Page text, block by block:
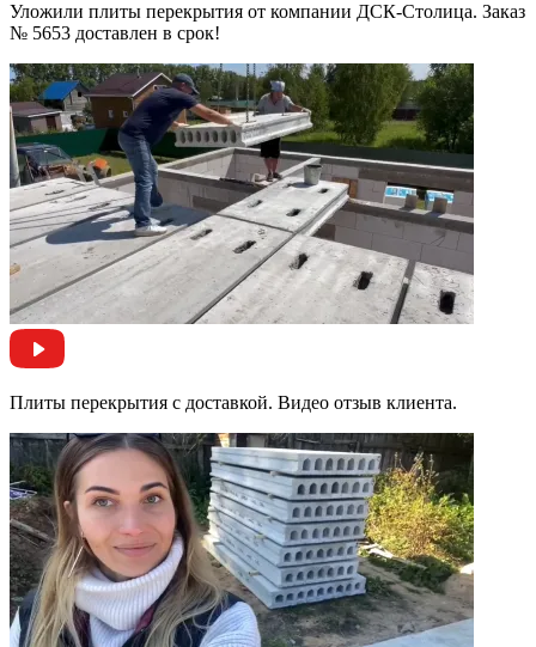
Уложили плиты перекрытия от компании ДСК-Столица. Заказ
№ 5653 доставлен в срок!
Плиты перекрытия с доставкой. Видео отзыв клиента.